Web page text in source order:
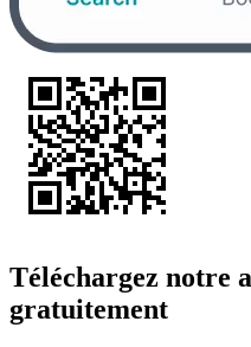
Téléchargez notre
gratuitement